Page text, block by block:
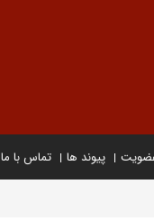
پیوند ها تماس با ما